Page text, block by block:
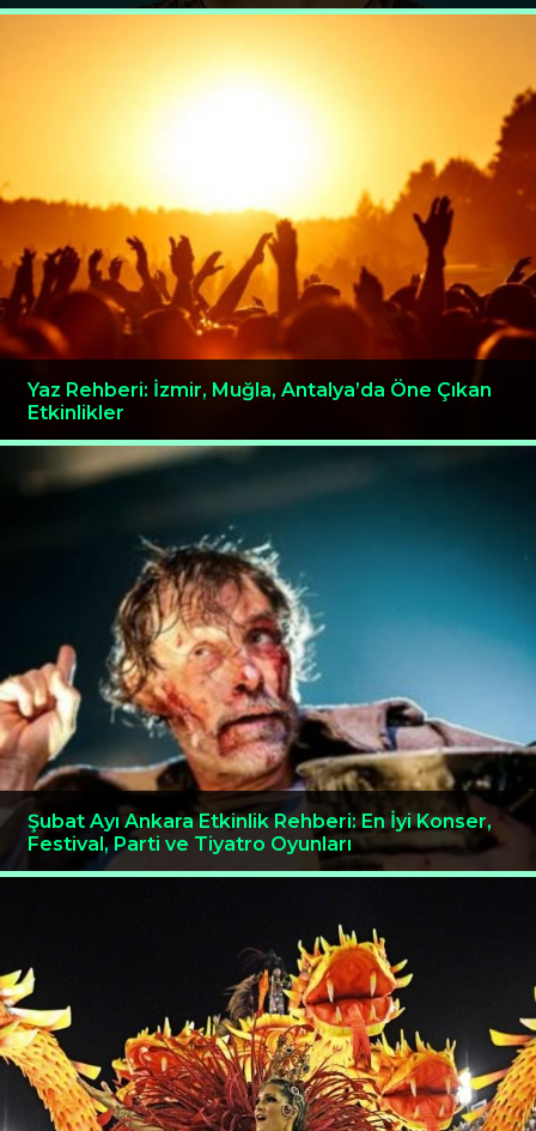
Yaz Rehberi: İzmir, Muğla, Antalya’da Öne Çıkan
Etkinlikler
Şubat Ayı Ankara Etkinlik Rehberi: En İyi Konser,
Festival, Parti ve Tiyatro Oyunları